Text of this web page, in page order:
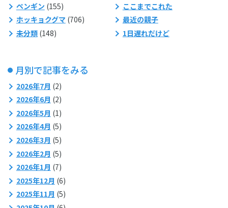
ペンギン (155)
ホッキョクグマ (706)
未分類(148)
ここまでこれた
最近の親子
1日遅れだけど
月別で記事をみる
2026年7月 (2)
2026年6月 (2)
2026年5月 (1)
2026年4月 (5)
2026年3月 (5)
2026年2月 (5)
2026年1月 (7)
2025年12月 (6)
2025年11月 (5)